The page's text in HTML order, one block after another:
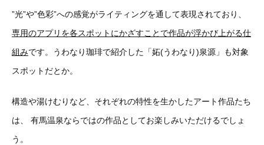
”光”や”色彩”への感覚がライティングを通して表現されており、
専用のアプリを各スポットにかざすことで作品が浮かび上がる仕
組みです。うわなり珈琲で紹介した「妬(うわなり)泉源」も対象
スポットだとか。
構造や湯けむりなど、それぞれの特性を生かしたアート作品たち
は、 有馬温泉ならではの作品としてお楽しみいただけるでしょ
う。